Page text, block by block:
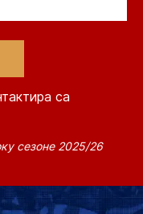
са
сезоне 2025/26